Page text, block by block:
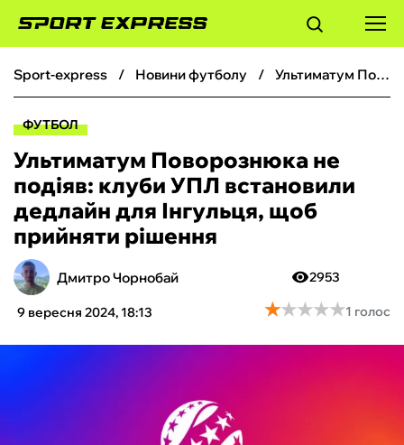
ФУТБОЛ
БОКС
ХОКЕЙ
ТЕНІС
КІБЕРСПОРТ
sport-express новини футболу Ультиматум Поворознюка не подіяв: клуби УПЛ встановили дедлайн для Інгульця, щоб прийняти рішення
ФУТБОЛ
Ультиматум Поворознюка не
подіяв: клуби УПЛ встановили
дедлайн для Інгульця, щоб
прийняти рішення
Дмитро Чорнобай
9 вересня 2024, 18:13
2953
★★★★★
★★★★★1 голос